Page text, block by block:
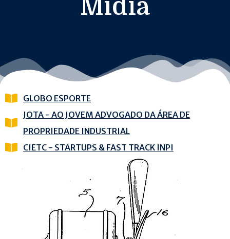
Mídia
GLOBO ESPORTE
JOTA - AO JOVEM ADVOGADO DA ÁREA DE
PROPRIEDADE INDUSTRIAL
CIETC - STARTUPS & FAST TRACK INPI